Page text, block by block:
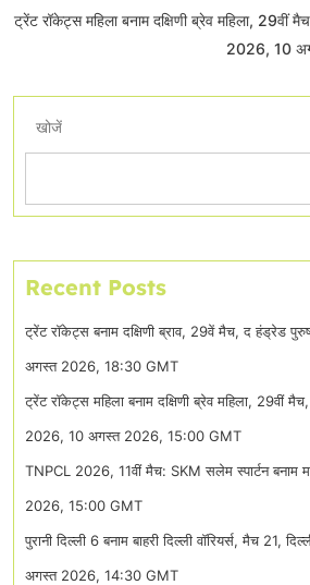
ट्रेंट रॉकेट्स महिला बनाम दक्षिणी ब्रेव महिला, 29वीं
2026, 10
खोजें
Recent Posts
ट्रेंट रॉकेट्स बनाम दक्षिणी ब्राव, 29वें मैच, द हंड्रेड
अगस्त 2026, 18:30 GMT
ट्रेंट रॉकेट्स महिला बनाम दक्षिणी ब्रेव महिला, 29वीं
2026, 10 अगस्त 2026, 15:00 GMT
TNPCL 2026, 11वीं मैच: SKM सलेम स्पार्टन बनाम
2026, 15:00 GMT
पुरानी दिल्ली 6 बनाम बाहरी दिल्ली वॉरियर्स, मैच 21,
अगस्त 2026, 14:30 GMT